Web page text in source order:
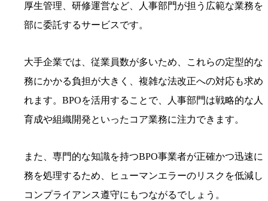
厚生管理、研修運営など、人事部門が担う広範な業務を
部に委託するサービスです。
大手企業では、従業員数が多いため、これらの定型的な
務にかかる負担が大きく、複雑な法改正への対応も求め
れます。BPOを活用することで、人事部門は戦略的な人
育成や組織開発といったコア業務に注力できます。
また、専門的な知識を持つBPO事業者が正確かつ迅速に
務を処理するため、ヒューマンエラーのリスクを低減し
コンプライアンス遵守にもつながるでしょう。